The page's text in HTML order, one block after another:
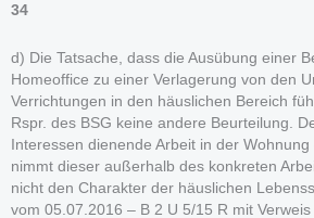
34
d) Die Tatsache, dass die Ausübung einer
Homeoffice zu einer Verlagerung von den
Verrichtungen in den häuslichen Bereich
Rspr. des BSG keine andere Beurteilung.
Interessen dienende Arbeit in der Wohnung
nimmt dieser außerhalb des konkreten
nicht den Charakter der häuslichen
vom 05.07.2016 – B 2 U 5/15 R mit